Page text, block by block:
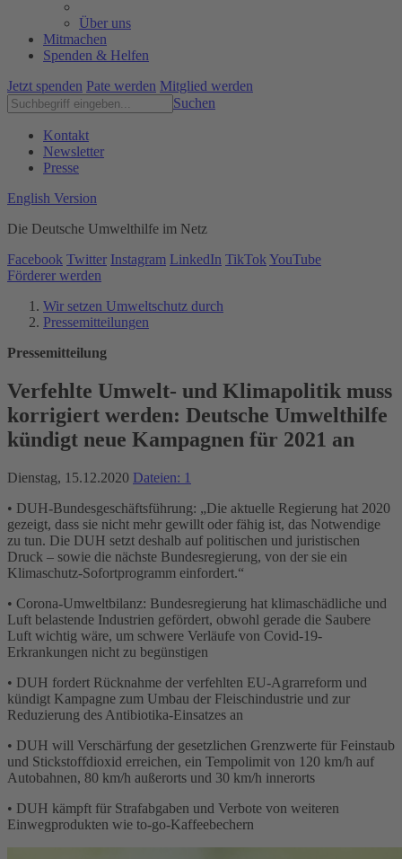
Über uns
Mitmachen
Spenden & Helfen
Jetzt spenden Pate werden Mitglied werden
Suchen
Kontakt
Newsletter
Presse
English Version
Die Deutsche Umwelthilfe im Netz
Facebook Twitter Instagram LinkedIn TikTok YouTube
Förderer werden
Wir setzen Umweltschutz durch
Pressemitteilungen
Pressemitteilung
Verfehlte Umwelt- und Klimapolitik muss
korrigiert werden: Deutsche Umwelthilfe
kündigt neue Kampagnen für 2021 an
Dienstag, 15.12.2020 Dateien: 1
• DUH-Bundesgeschäftsführung: „Die aktuelle Regierung hat 2020
gezeigt, dass sie nicht mehr gewillt oder fähig ist, das Notwendige
zu tun. Die DUH setzt deshalb auf politischen und juristischen
Druck – sowie die nächste Bundesregierung, von der sie ein
Klimaschutz-Sofortprogramm einfordert.“
• Corona-Umweltbilanz: Bundesregierung hat klimaschädliche und
Luft belastende Industrien gefördert, obwohl gerade die Saubere
Luft wichtig wäre, um schwere Verläufe von Covid-19-
Erkrankungen nicht zu begünstigen
• DUH fordert Rücknahme der verfehlten EU-Agrarreform und
kündigt Kampagne zum Umbau der Fleischindustrie und zur
Reduzierung des Antibiotika-Einsatzes an
• DUH will Verschärfung der gesetzlichen Grenzwerte für Feinstaub
und Stickstoffdioxid erreichen, ein Tempolimit von 120 km/h auf
Autobahnen, 80 km/h außerorts und 30 km/h innerorts
• DUH kämpft für Strafabgaben und Verbote von weiteren
Einwegprodukten wie to-go-Kaffeebechern